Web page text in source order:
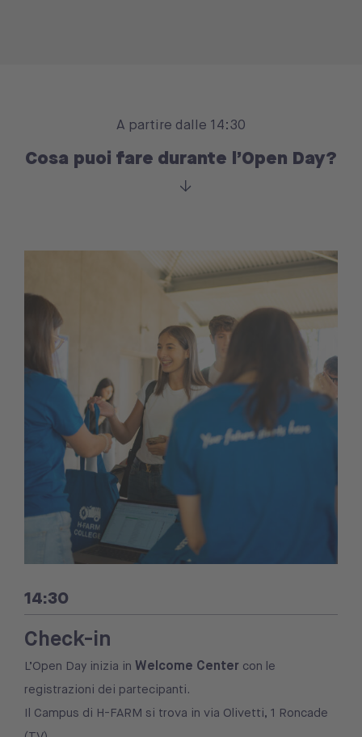
A partire dalle 14:30
Cosa puoi fare durante l’Open Day?
14:30
Check-in
L’Open Day inizia in Welcome Center con le
registrazioni dei partecipanti.
Il Campus di H-FARM si trova in via Olivetti, 1 Roncade